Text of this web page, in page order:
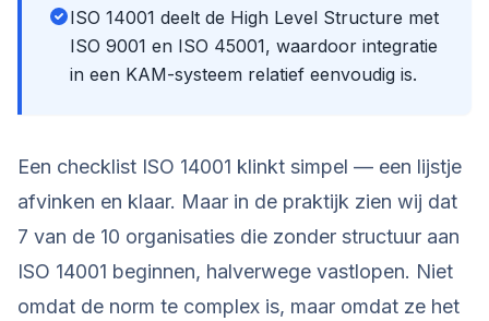
ISO 14001 deelt de High Level Structure met
ISO 9001 en ISO 45001, waardoor integratie
in een KAM-systeem relatief eenvoudig is.
Een checklist ISO 14001 klinkt simpel — een lijstje
afvinken en klaar. Maar in de praktijk zien wij dat
7 van de 10 organisaties die zonder structuur aan
ISO 14001 beginnen, halverwege vastlopen. Niet
omdat de norm te complex is, maar omdat ze het